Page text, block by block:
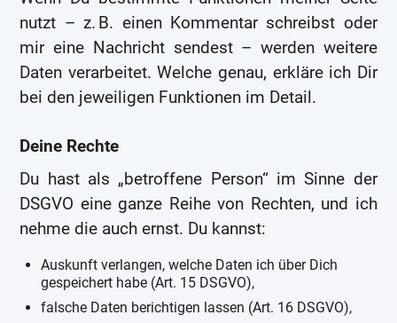
nutzt – z. B. einen Kommentar schreibst oder
mir eine Nachricht sendest – werden weitere
Daten verarbeitet. Welche genau, erkläre ich Dir
bei den jeweiligen Funktionen im Detail.
Deine Rechte
Du hast als „betroffene Person“ im Sinne der
DSGVO eine ganze Reihe von Rechten, und ich
nehme die auch ernst. Du kannst:
Auskunft verlangen, welche Daten ich über Dich
gespeichert habe (Art. 15 DSGVO),
falsche Daten berichtigen lassen (Art. 16 DSGVO),